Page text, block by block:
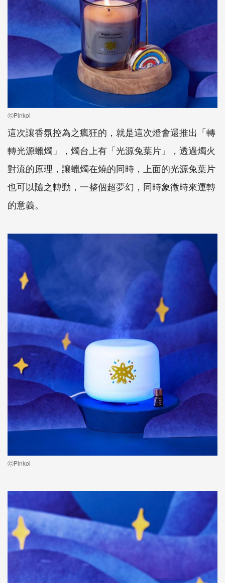
ⓒPinkoi
這次讓香氛控為之瘋狂的，就是這次燈會還推出「轉
轉光源蠟燭」，燭台上有「光源兔葉片」，透過燭火
對流的原理，讓蠟燭在燒的同時，上面的光源兔葉片
也可以隨之轉動，一整個超夢幻，同時象徵時來運轉
的意義。
ⓒPinkoi